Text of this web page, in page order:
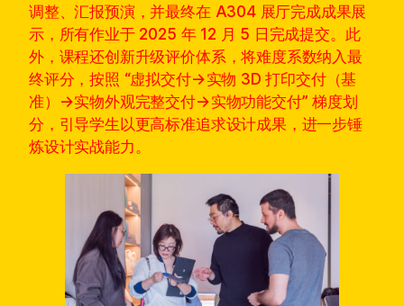
调整、汇报预演，并最终在 A304 展厅完成成果展
示，所有作业于 2025 年 12 月 5 日完成提交。此
外，课程还创新升级评价体系，将难度系数纳入最
终评分，按照 “虚拟交付→实物 3D 打印交付（基
准）→实物外观完整交付→实物功能交付” 梯度划
分，引导学生以更高标准追求设计成果，进一步锤
炼设计实战能力。